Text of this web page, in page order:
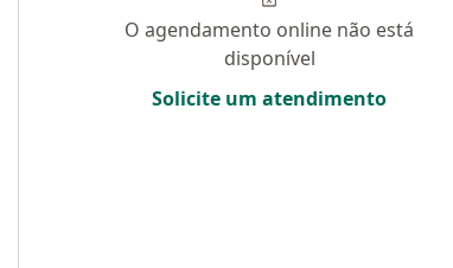
O agendamento online não está
disponível
Solicite um atendimento